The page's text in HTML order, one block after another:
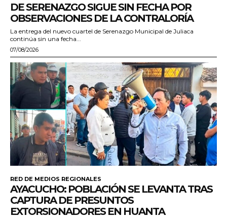
DE SERENAZGO SIGUE SIN FECHA POR
OBSERVACIONES DE LA CONTRALORÍA
La entrega del nuevo cuartel de Serenazgo Municipal de Juliaca
continúa sin una fecha...
07/08/2026
RED DE MEDIOS REGIONALES
AYACUCHO: POBLACIÓN SE LEVANTA TRAS
CAPTURA DE PRESUNTOS
EXTORSIONADORES EN HUANTA